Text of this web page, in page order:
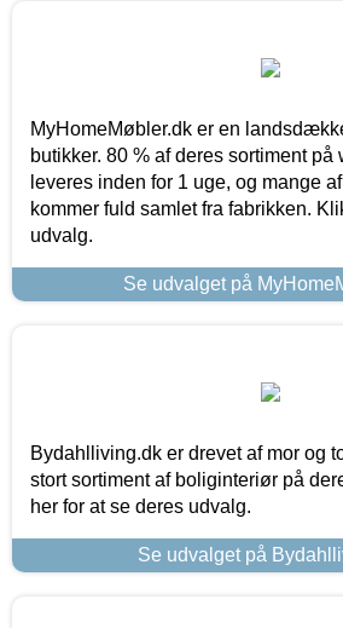
MyHomeMøbler.dk er en
butikker. 80 % af deres sortiment på
leveres inden for 1 uge, og mange
kommer fuld samlet fra fabrikken.
udvalg.
Se udvalget på
Bydahlliving.dk er drevet af mor og
stort sortiment af boliginteriør på
her for at se deres udvalg.
Se udvalget på